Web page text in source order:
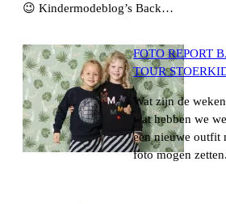
😉 Kindermodeblog’s Back…
FOTO REPORT
TOUR
Wat zijn de
wat hebben we
een nieuwe outfit
foto mogen